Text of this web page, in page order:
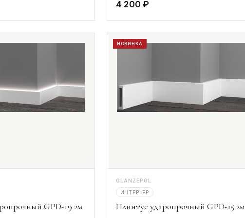
4 200 ₽
GPD-19 2м
НОВИНКА
GLANZEPOL
ИНТЕРЬЕР
Плинтус ударопрочный GPD-15 2м